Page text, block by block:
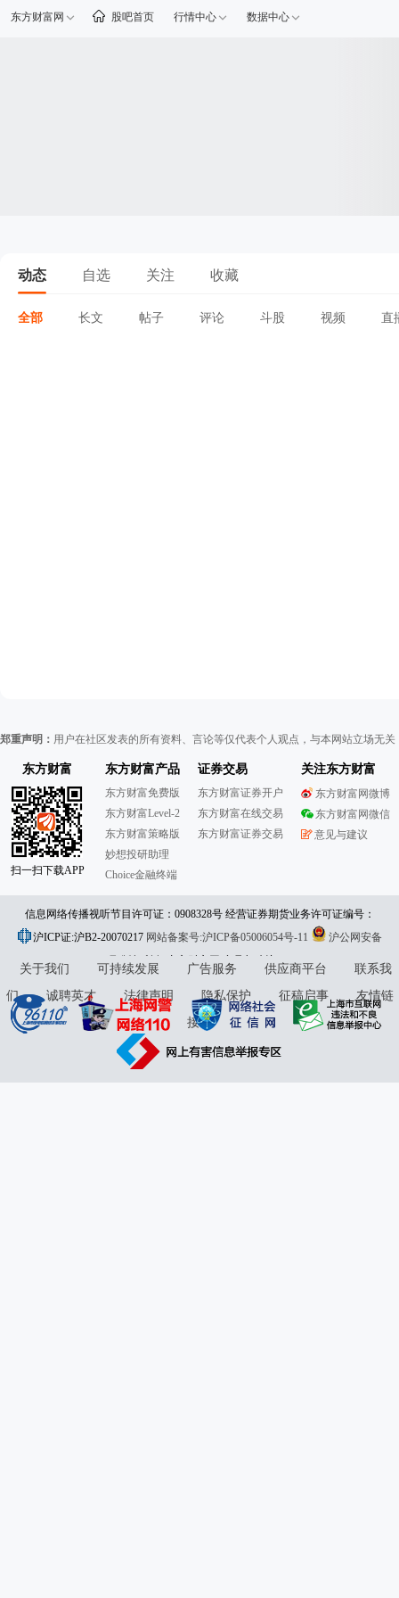
东方财富网 股吧首页 行情中心 数据中心
动态 自选 关注 收藏
全部 长文 帖子 评论 斗股 视频 直
郑重声明： 用户在社区发表的所有资料、言论等仅代表个人观点，与本网站立场无
东方财富
扫一扫下载APP
东方财富产品
东方财富免费版
东方财富Level-2
东方财富策略版
妙想投研助理
Choice金融终端
证券交易
东方财富证券开户
东方财富在线交易
东方财富证券交易
关注东方财富
东方财富网微博
东方财富网微信
意见与建议
信息网络传播视听节目许可证：0908328号 经营证券期货业务许可证编号：
913101046312860336 违法和不良信息举报:021-61278686 举报邮箱：
jubao@eastmoney.com
沪ICP证:沪B2-20070217 网站备案号:沪ICP备05006054号-11
沪公网安备
31010402000120号版权所有:东方财富网意见与建议:4000300059/952500
关于我们 可持续发展 广告服务 供应商平台
联系我
们
诚聘英才 法律声明 隐私保护 征稿启事
友情链
接